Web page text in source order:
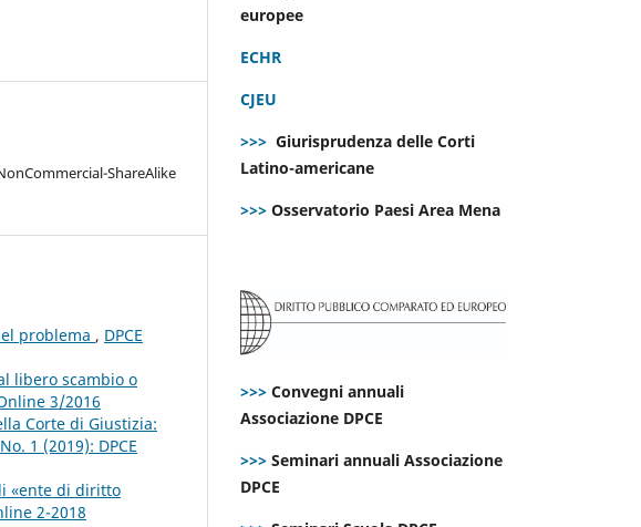
ShareAlike
problema , DPCE
libero scambio o
3/2016
Corte di Giustizia:
1 (2019): DPCE
«ente di diritto
2-2018
europee
ECHR
CJEU
>>> Giurisprudenza delle Corti
Latino-americane
>>> Osservatorio Paesi Area Mena
>>> Convegni annuali
Associazione DPCE
>>> Seminari annuali Associazione
DPCE